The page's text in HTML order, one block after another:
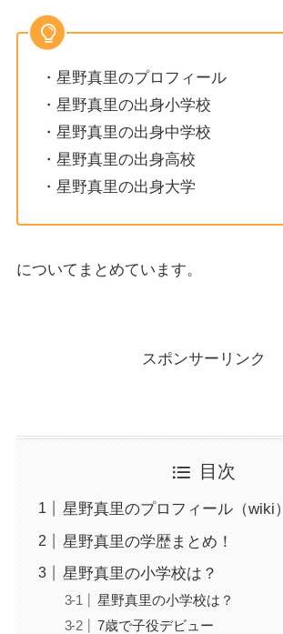
・星野真里のプロフィール
・星野真里の出身小学校
・星野真里の出身中学校
・星野真里の出身高校
・星野真里の出身大学
についてまとめています。
スポンサーリンク
目次
星野真里のプロフィール（wiki）
星野真里の学歴まとめ！
星野真里の小学校は？
星野真里の小学校は？
7歳で子役デビュー